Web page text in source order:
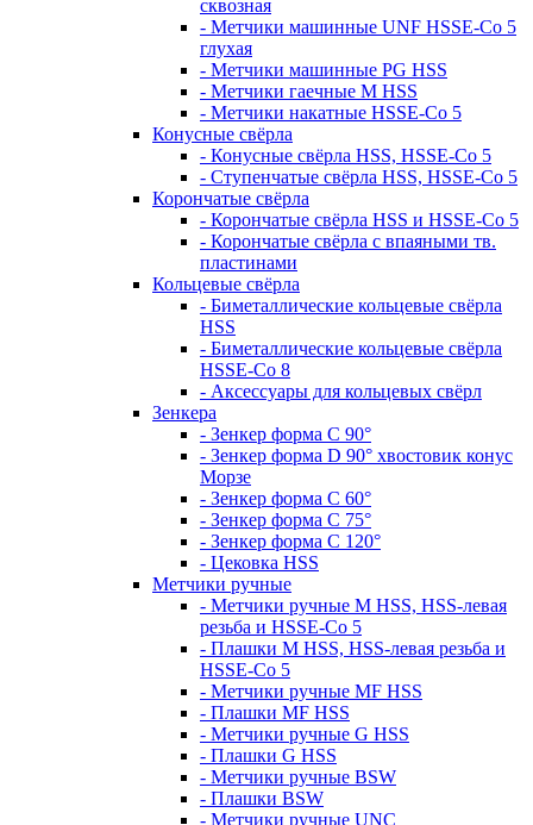
сквозная
- Метчики машинные UNF HSSE-Co 5
глухая
- Метчики машинные PG HSS
- Метчики гаечные M HSS
- Метчики накатные HSSE-Co 5
Конусные свёрла
- Конусные свёрла HSS, HSSE-Co 5
- Ступенчатые свёрла HSS, HSSE-Co 5
Корончатые свёрла
- Корончатые свёрла HSS и HSSE-Co 5
- Корончатые свёрла с впаяными тв.
пластинами
Кольцевые свёрла
- Биметаллические кольцевые свёрла
HSS
- Биметаллические кольцевые свёрла
HSSE-Co 8
- Аксессуары для кольцевых свёрл
Зенкера
- Зенкер форма С 90°
- Зенкер форма D 90° хвостовик конус
Морзе
- Зенкер форма С 60°
- Зенкер форма С 75°
- Зенкер форма С 120°
- Цековка HSS
Метчики ручные
- Метчики ручные M HSS, HSS-левая
резьба и HSSE-Co 5
- Плашки M HSS, HSS-левая резьба и
HSSE-Co 5
- Метчики ручные MF HSS
- Плашки MF HSS
- Метчики ручные G HSS
- Плашки G HSS
- Метчики ручные BSW
- Плашки BSW
- Метчики ручные UNC